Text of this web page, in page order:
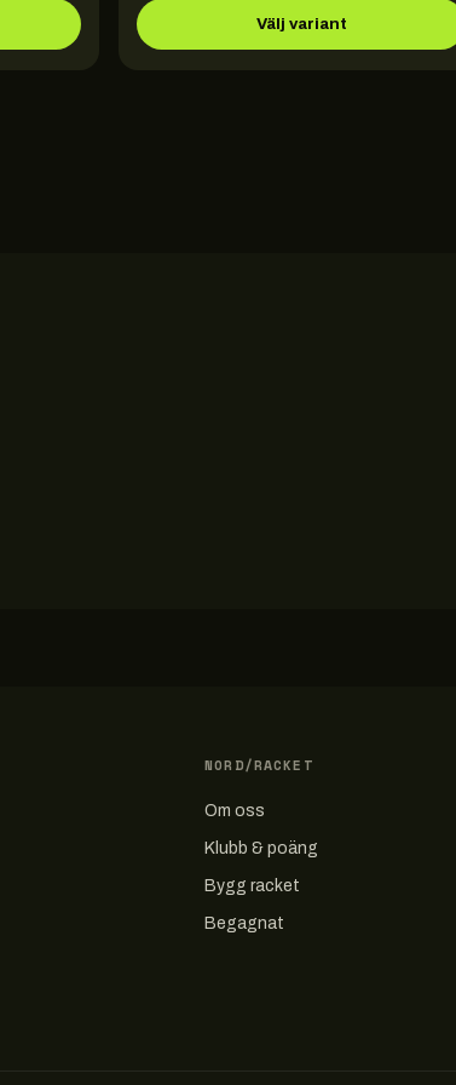
Välj variant
NORD/RACKET
Om oss
Klubb & poäng
Bygg racket
Begagnat